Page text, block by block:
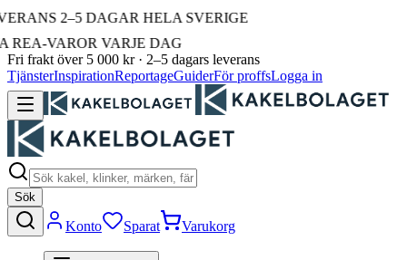
2–5 DAGAR HELA SVERIGE
REA-VAROR VARJE DAG
Fri frakt över 5 000 kr · 2–5 dagars leverans
TjänsterInspirationReportageGuiderFör proffsLogga in
Sök
Konto Sparat Varukorg